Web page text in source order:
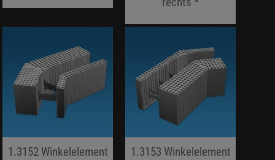
1.3152 Winkelelement
1.3153 Winkelelement